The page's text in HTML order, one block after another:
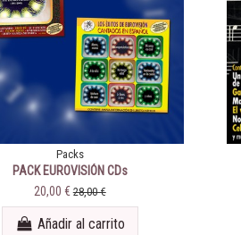
Packs
PACK EUROVISIÓN CDs
20,00 €28,00 €
Añadir al carrito